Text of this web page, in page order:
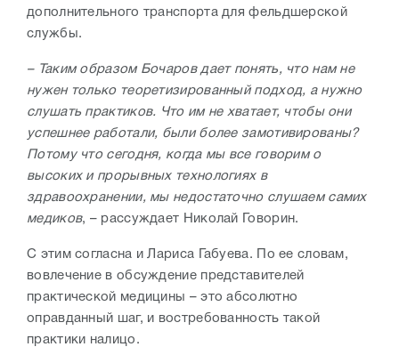
дополнительного транспорта для фельдшерской
службы.
– Таким образом Бочаров дает понять, что нам не
нужен только теоретизированный подход, а нужно
слушать практиков. Что им не хватает, чтобы они
успешнее работали, были более замотивированы?
Потому что сегодня, когда мы все говорим о
высоких и прорывных технологиях в
здравоохранении, мы недостаточно слушаем самих
медиков, – рассуждает Николай Говорин.
С этим согласна и Лариса Габуева. По ее словам,
вовлечение в обсуждение представителей
практической медицины – это абсолютно
оправданный шаг, и востребованность такой
практики налицо.